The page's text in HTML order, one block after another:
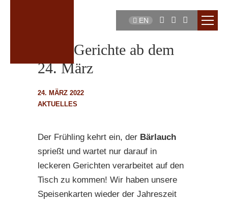
EN
Neue Gerichte ab dem
24. März
24. MÄRZ 2022
AKTUELLES
Der Frühling kehrt ein, der Bärlauch
sprießt und wartet nur darauf in
leckeren Gerichten verarbeitet auf den
Tisch zu kommen! Wir haben unsere
Speisenkarten wieder der Jahreszeit